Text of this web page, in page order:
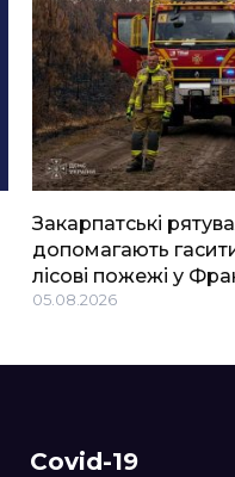
Закарпатські
допомагають
лісові пожежі у
05.08.2026
Covid-19